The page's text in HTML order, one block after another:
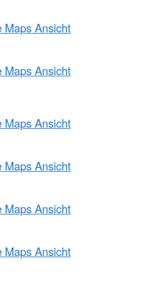
Maps Ansicht
Maps Ansicht
Maps Ansicht
Maps Ansicht
Maps Ansicht
Maps Ansicht